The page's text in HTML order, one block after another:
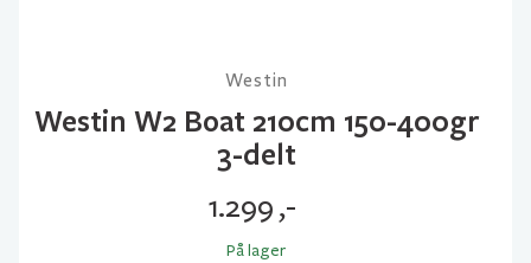
Westin
Westin W2 Boat 210cm 150-400gr
3-delt
1.299,-
På lager